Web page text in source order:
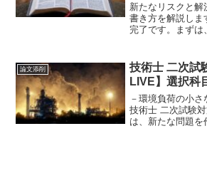
新たなリスクと
書き方を解説しま
完了です。まずは
ル要素を入れるよ
定レベルの論文を
論文添削
技術士 二次試
LIVE】選択科
－環境負荷の小
技術士 二次試験
は、新たな問題を